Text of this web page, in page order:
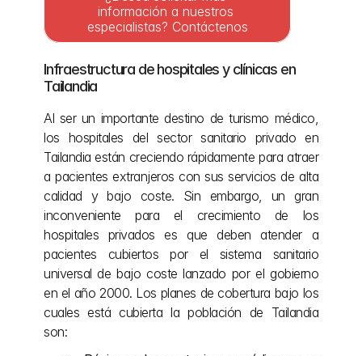
información a nuestros
especialistas? Contáctenos
Infraestructura de hospitales y clínicas en
Tailandia
Al ser un importante destino de turismo médico,
los hospitales del sector sanitario privado en
Tailandia están creciendo rápidamente para atraer
a pacientes extranjeros con sus servicios de alta
calidad y bajo coste. Sin embargo, un gran
inconveniente para el crecimiento de los
hospitales privados es que deben atender a
pacientes cubiertos por el sistema sanitario
universal de bajo coste lanzado por el gobierno
en el año 2000. Los planes de cobertura bajo los
cuales está cubierta la población de Tailandia
son: